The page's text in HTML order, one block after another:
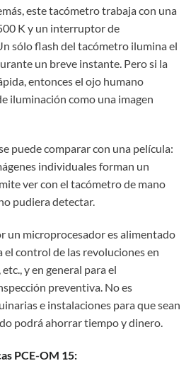
este tacómetro trabaja con una
K y un interruptor de
sólo flash del tacómetro ilumina el
un breve instante. Pero si la
entonces el ojo humano
iluminación como una imagen
puede comparar con una película:
individuales forman un
ver con el tacómetro de mano
pudiera detectar.
un microprocesador es alimentado
el control de las revoluciones en
y en general para el
preventiva. No es
e instalaciones para que sean
podrá ahorrar tiempo y dinero.
PCE-OM 15: